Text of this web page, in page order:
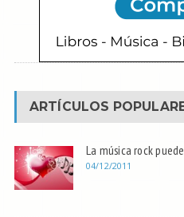
ARTÍCULOS
La música rock
04/12/2011